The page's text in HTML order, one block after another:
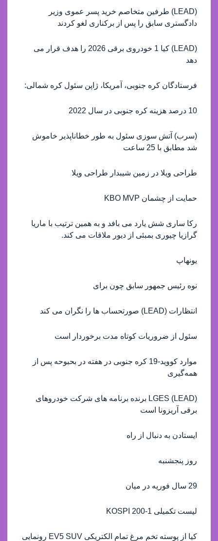
(LEAD) طرفین متخاصم خرید پسر عموی وزیر
دادگستری سابق را پس از برکناری لغو کردند
(LEAD) کیا 1 خودروی برقی 2026 را هدف قرار می
دهد
فرستادگان کره جنوبی، آمریکا، ژاپن سئول کره شمالی:
10 درصد هزینه کره جنوبی در سال 2022
(سرب) آتش سوزی سئول به طور خطاناپذیر خاموش
شد مطابق با 25 ساعت
طراحی ویلا در زمین شیبدار طراحی ویلا
حمایت از چشمان KBO MVP
رکا ساری شش یارد می بافد و به همین ترتیب با ماریا
گرازیا چیوری بمبئی از دیور ملاقات می کند.
یونهاپ
نوه رئیس جمهور سابق چون برای
انتظارات (LEAD) صورتحساب ها را نگران می کند
سئول از ضروريات کوتاه مدت برخوردار است
موارد کووید-19 کره جنوبی در هفته در بحبوحه پس از
همه‌گیری
(LEAD) LGES برنده برنامه های شرکت خودروهای
برقی آریزونا است
ایستادن به دنبال از راه
روز پنجشنبه
29 سال فوریه در میان
لیست تکمیلی KOSPI 200-1
کیا از پوسته تخم مرغ تمام الکتریکی EV5 SUV رونمایی